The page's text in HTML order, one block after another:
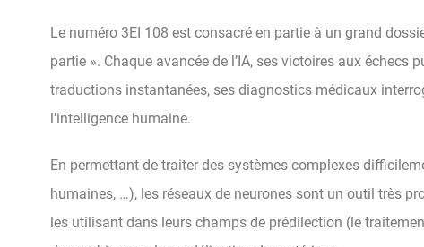
Le numéro 3EI 108 est consacré en partie à un grand
partie ». Chaque avancée de l’IA, ses victoires aux
traductions instantanées, ses diagnostics médicaux
l’intelligence humaine.
En permettant de traiter des systèmes complexes
humaines, …), les réseaux de neurones sont un outil très
les utilisant dans leurs champs de prédilection (le